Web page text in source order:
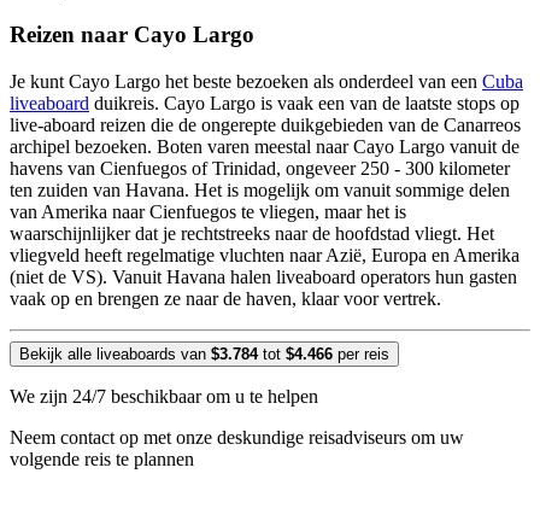
Reizen naar Cayo Largo
Je kunt Cayo Largo het beste bezoeken als onderdeel van een Cuba
liveaboard duikreis. Cayo Largo is vaak een van de laatste stops op
live-aboard reizen die de ongerepte duikgebieden van de Canarreos
archipel bezoeken. Boten varen meestal naar Cayo Largo vanuit de
havens van Cienfuegos of Trinidad, ongeveer 250 - 300 kilometer
ten zuiden van Havana. Het is mogelijk om vanuit sommige delen
van Amerika naar Cienfuegos te vliegen, maar het is
waarschijnlijker dat je rechtstreeks naar de hoofdstad vliegt. Het
vliegveld heeft regelmatige vluchten naar Azië, Europa en Amerika
(niet de VS). Vanuit Havana halen liveaboard operators hun gasten
vaak op en brengen ze naar de haven, klaar voor vertrek.
Bekijk alle liveaboards van $3.784tot $4.466 per reis
We zijn 24/7 beschikbaar om u te helpen
Neem contact op met onze deskundige reisadviseurs om uw
volgende reis te plannen